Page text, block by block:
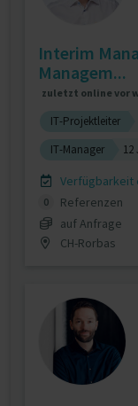
Interim
Managem...
zuletzt online vor
IT-Projektleiter
IT-Manager
12
Verfügbarkeit
0
Referenzen
auf Anfrage
CH-Rorbas